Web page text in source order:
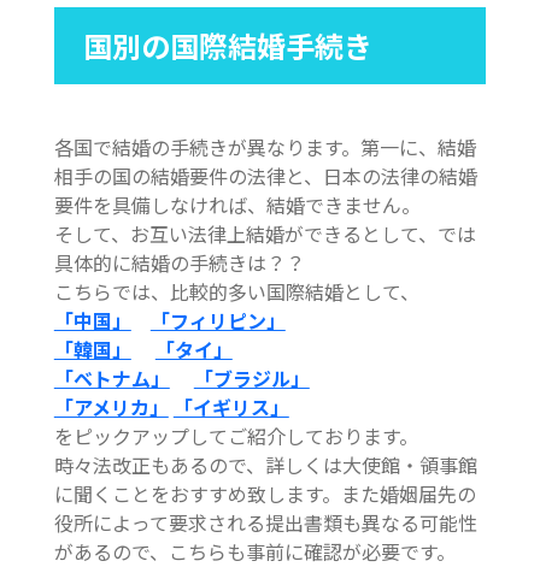
国別の国際結婚手続き
各国で結婚の手続きが異なります。第一に、結婚
相手の国の結婚要件の法律と、日本の法律の結婚
要件を具備しなければ、結婚できません。
そして、お互い法律上結婚ができるとして、では
具体的に結婚の手続きは？？
こちらでは、比較的多い国際結婚として、
「中国」
「フィリピン」
「韓国」
「タイ」
「ベトナム」
「ブラジル」
「アメリカ」
「イギリス」
をピックアップしてご紹介しております。
時々法改正もあるので、詳しくは大使館・領事館
に聞くことをおすすめ致します。また婚姻届先の
役所によって要求される提出書類も異なる可能性
があるので、こちらも事前に確認が必要です。